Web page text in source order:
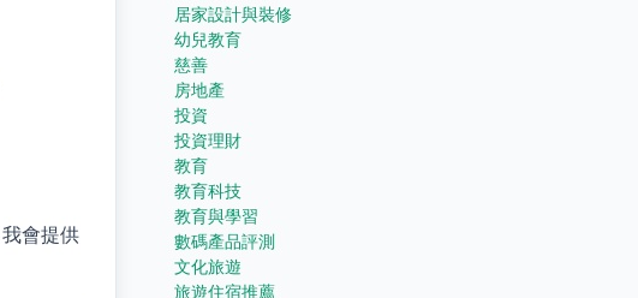
會提供
居家設計與裝修
幼兒教育
慈善
房地產
投資
投資理財
教育
教育科技
教育與學習
數碼產品評測
文化旅遊
旅遊住宿推薦